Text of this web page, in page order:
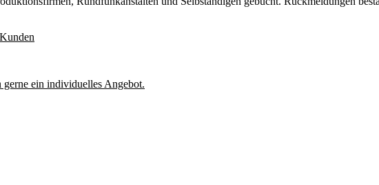
ein individuelles Angebot.